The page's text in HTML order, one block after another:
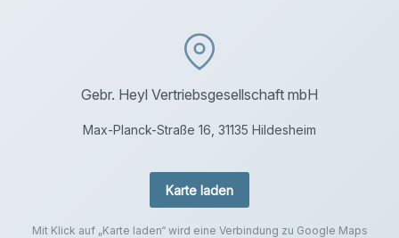
Gebr. Heyl Vertriebsgesellschaft mbH
Max-Planck-Straße 16, 31135 Hildesheim
Karte laden
Mit Klick auf „Karte laden“ wird eine Verbindung zu Google Maps